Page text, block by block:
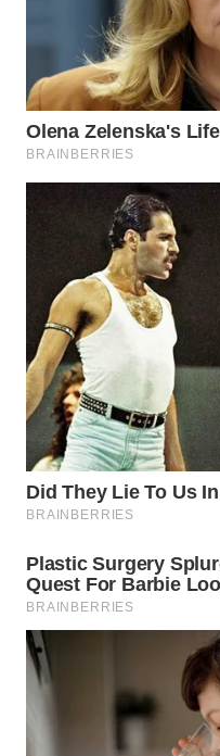
WAHANA
KONSUMEN
LISTRIK
WAHANA
TV
WAHANANEWS
ID
WAHANANEWS
CO ID
WAHANANEWS
WAHANA
WAHANA